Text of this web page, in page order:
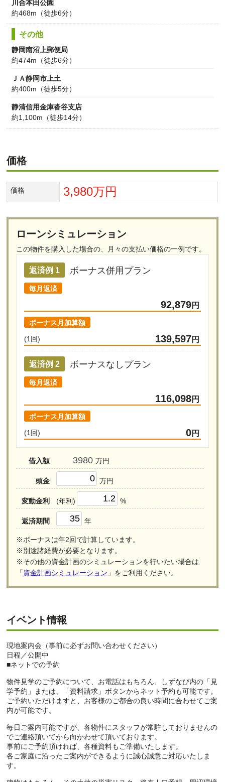
川合本田公園
約468m（徒歩6分）
その他
静岡南沼上郵便局
約474m（徒歩6分）
ＪＡ静岡市上土
約400m（徒歩5分）
静清信用金庫沓谷支店
約1,100m（徒歩14分）
価格
価格 3,980万円
ローンシミュレーション
この物件を購入した場合の、 月々の支払い価格の一例です。
返済例 1 ボーナス併用プラン
毎月返済
92,879円
ボーナス月加算額
(1回)
139,597 円
返済例 2 ボーナスなしプラン
毎月返済
116,098円
ボーナス月加算額
(1回)
0円
借入額 万円
頭金 万円
変動金利 (年利) %
返済期間 年
※ボーナスは年2回で計算しています。
※別途諸経費が必要となります。
※その他の資金計画のシミュレーションを行いたい場合は
「資金計画シミュレーション 」をご利用ください。
イベント情報
現地案内会（事前に必ずお問い合わせください）
日程／公開中
■ネットでの予約
物件見学のご予約について、お電話はもちろん、しずなび内の「見
学予約」または、「資料請求」ボタンからネット予約も可能です。
ご予約いただけますと、お客様のご都合の良い時間に合わせてご案
内が可能です。
毎日ご案内可能ですが、各物件にスタッフが常駐しておりませんの
でご連絡頂いてから向かわせて頂いております。
事前にご予約頂ければ、各種資料もご準備いたします。
各ご家庭に沿ったご案内ができるように誠心誠意ご対応いたしま
す。